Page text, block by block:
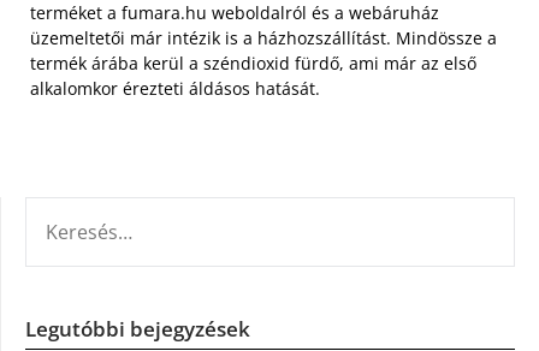
terméket a fumara.hu weboldalról és a webáruház
üzemeltetői már intézik is a házhozszállítást. Mindössze a
termék árába kerül a széndioxid fürdő, ami már az első
alkalomkor érezteti áldásos hatását.
Legutóbbi bejegyzések